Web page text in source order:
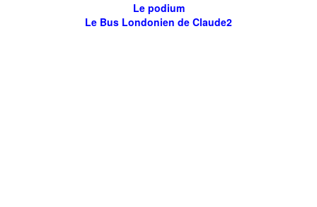
Le podium
Le Bus Londonien de Claude2